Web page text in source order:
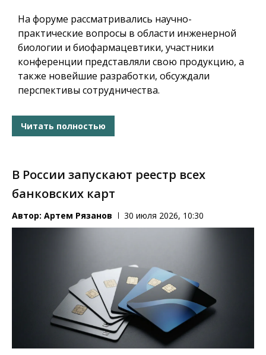
На форуме рассматривались научно-
практические вопросы в области инженерной
биологии и биофармацевтики, участники
конференции представляли свою продукцию, а
также новейшие разработки, обсуждали
перспективы сотрудничества.
Читать полностью
В России запускают реестр всех
банковских карт
Автор: Артем Рязанов 30 июля 2026, 10:30